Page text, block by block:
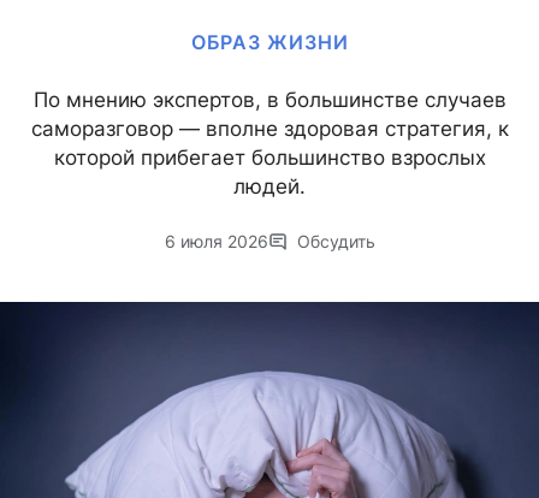
ОБРАЗ ЖИЗНИ
По мнению экспертов, в большинстве случаев
саморазговор — вполне здоровая стратегия, к
которой прибегает большинство взрослых
людей.
6 июля 2026 Обсудить